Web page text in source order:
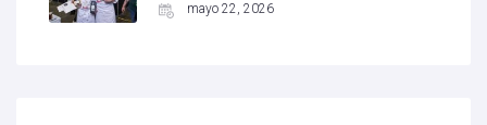
mayo 22, 2026